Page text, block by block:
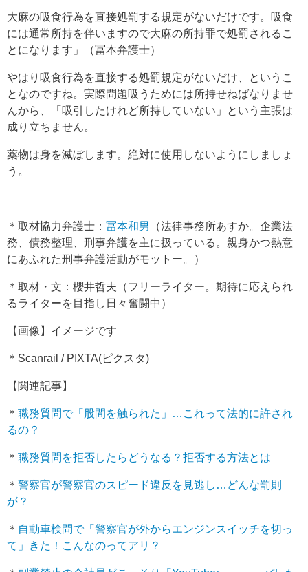
大麻の吸食行為を直接処罰する規定がないだけです。吸食
には通常所持を伴いますので大麻の所持罪で処罰されるこ
とになります」（冨本弁護士）
やはり吸食行為を直接する処罰規定がないだけ、というこ
となのですね。実際問題吸うためには所持せねばなりませ
んから、「吸引したけれど所持していない」という主張は
成り立ちません。
薬物は身を滅ぼします。絶対に使用しないようにしましょ
う。
＊取材協力弁護士： 冨本和男
（法律事務所あすか。企業法
務、債務整理、刑事弁護を主に扱っている。親身かつ熱意
にあふれた刑事弁護活動がモットー。）
＊取材・文：櫻井哲夫（フリーライター。期待に応えられ
るライターを目指し日々奮闘中）
【画像】イメージです
＊Scanrail / PIXTA(ピクスタ)
【関連記事】
＊ 職務質問で「股間を触られた」…これって法的に許され
るの？
＊ 職務質問を拒否したらどうなる？拒否する方法とは
＊ 警察官が警察官のスピード違反を見逃し…どんな罰則
が？
＊ 自動車検問で「警察官が外からエンジンスイッチを切っ
て」きた！こんなのってアリ？